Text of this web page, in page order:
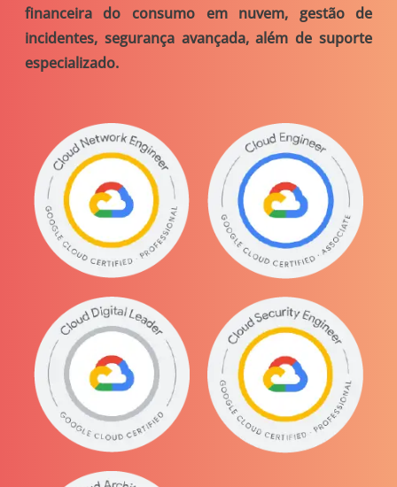
financeira do consumo em nuvem, gestão de
incidentes, segurança avançada, além de suporte
especializado.